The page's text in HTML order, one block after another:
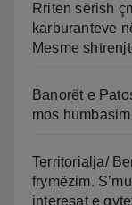
Rriten sërish
karburanteve
Mesme
Banorët e
mos
Territorialja/
frymëzim.
interesat e